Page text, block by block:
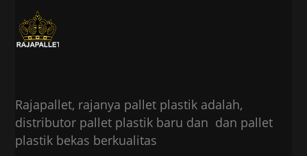
Rajapallet, rajanya pallet plastik adalah,
distributor pallet plastik baru dan dan pallet
plastik bekas berkualitas